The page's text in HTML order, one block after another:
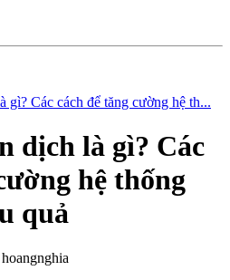
gì? Các cách để tăng cường hệ th...
dịch là gì? Các
hệ thống
quả
hoangnghia